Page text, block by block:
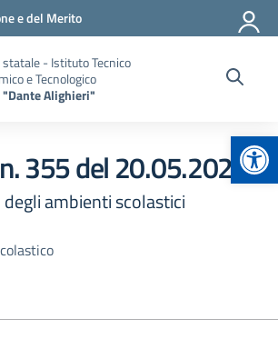
e del Merito
statale - Istituto Tecnico
e Tecnologico
"Dante Alighieri"
355 del 20.05.2026
degli ambienti scolastici